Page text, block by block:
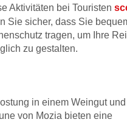
Aktivitäten bei Touristen
Sie sicher, dass Sie
tragen, um Ihre
zu gestalten.
in einem Weingut
von Mozia bieten eine